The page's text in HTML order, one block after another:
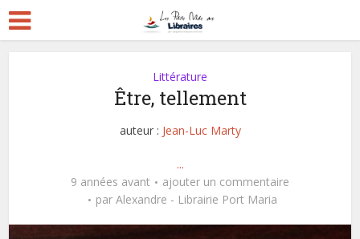
Littérature
Être, tellement
auteur : Jean-Luc Marty
...
9 années avant
ajouter un commentaire
par Alexandre - Librairie Port Maria